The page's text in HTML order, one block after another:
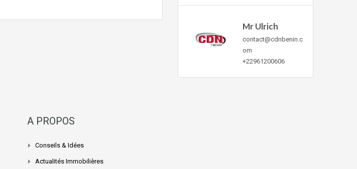
Mr Ulrich
contact@cdnbenin.c
om
+22961200606
A PROPOS
Conseils & Idées
Actualités Immobilières